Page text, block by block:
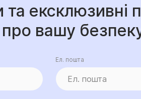
ексклюзивні
вашу
Ел. пошта